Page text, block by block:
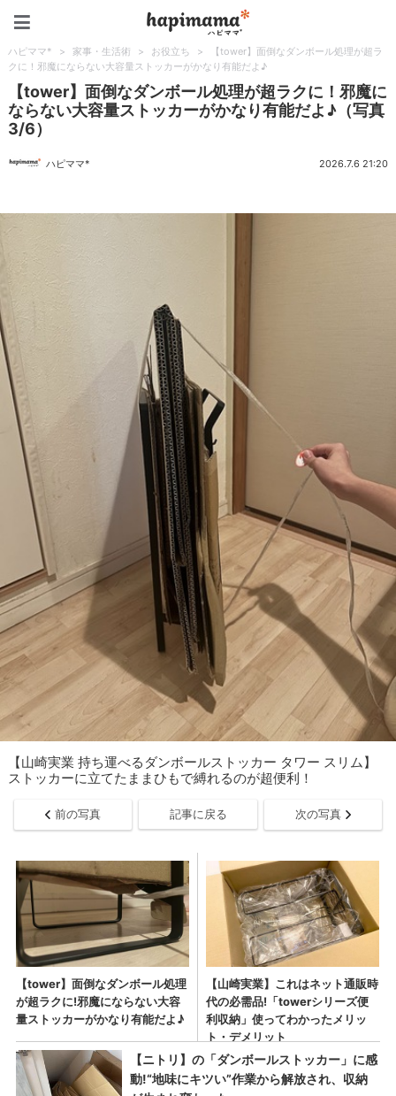
ハピママ* > 家事・生活術 > お役立ち >
【tower】面倒なダンボール処理が超ラ
クに！邪魔にならない大容量ストッカーがかなり有能だよ♪
【tower】面倒なダンボール処理が超ラクに！邪魔に
ならない大容量ストッカーがかなり有能だよ♪（写真
3/6）
ハピママ* 2026.7.6 21:20
【山崎実業 持ち運べるダンボールストッカー タワー スリム】
ストッカーに立てたままひもで縛れるのが超便利！
前の写真 記事に戻る 次の写真